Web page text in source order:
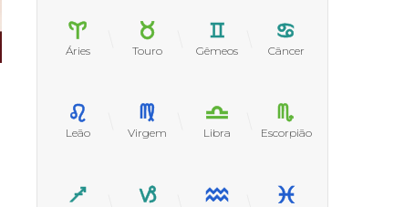
Áries Touro Gêmeos Câncer
Leão Virgem Libra Escorpião